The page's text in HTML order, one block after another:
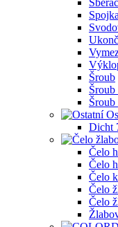
Šroub
Šroub
Dicht
Čelo
Čelo
Čelo
Čelo
Čelo